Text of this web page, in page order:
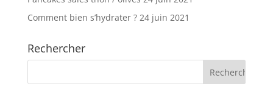
Comment bien s’hydrater ? 24 juin 2021
Rechercher